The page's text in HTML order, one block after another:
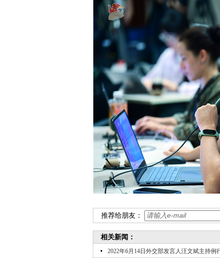
推荐给朋友：
相关新闻：
2022年6月14日外交部发言人汪文斌主持例